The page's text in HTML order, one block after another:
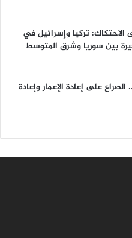
الاحتكاك: تركيا وإسرائيل في
بين سوريا وشرق المتوسط
على إعادة الإعمار وإعادة